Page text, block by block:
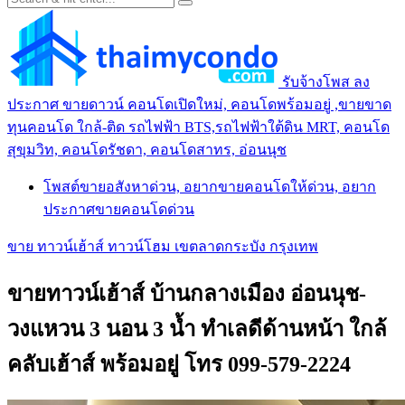
รับจ้างโพส ลง
ประกาศ ขายดาวน์ คอนโดเปิดใหม่, คอนโดพร้อมอยู่ ,ขายขาด
ทุนคอนโด ใกล้-ติด รถไฟฟ้า BTS,รถไฟฟ้าใต้ดิน MRT, คอนโด
สุขุมวิท, คอนโดรัชดา, คอนโดสาทร, อ่อนนุช
โพสต์ขายอสังหาด่วน, อยากขายคอนโดให้ด่วน, อยาก
ประกาศขายคอนโดด่วน
ขาย ทาวน์เฮ้าส์ ทาวน์โฮม เขตลาดกระบัง กรุงเทพ
ขายทาวน์เฮ้าส์ บ้านกลางเมือง อ่อนนุช-
วงแหวน 3 นอน 3 น้ำ ทำเลดีด้านหน้า ใกล้
คลับเฮ้าส์ พร้อมอยู่ โทร 099-579-2224